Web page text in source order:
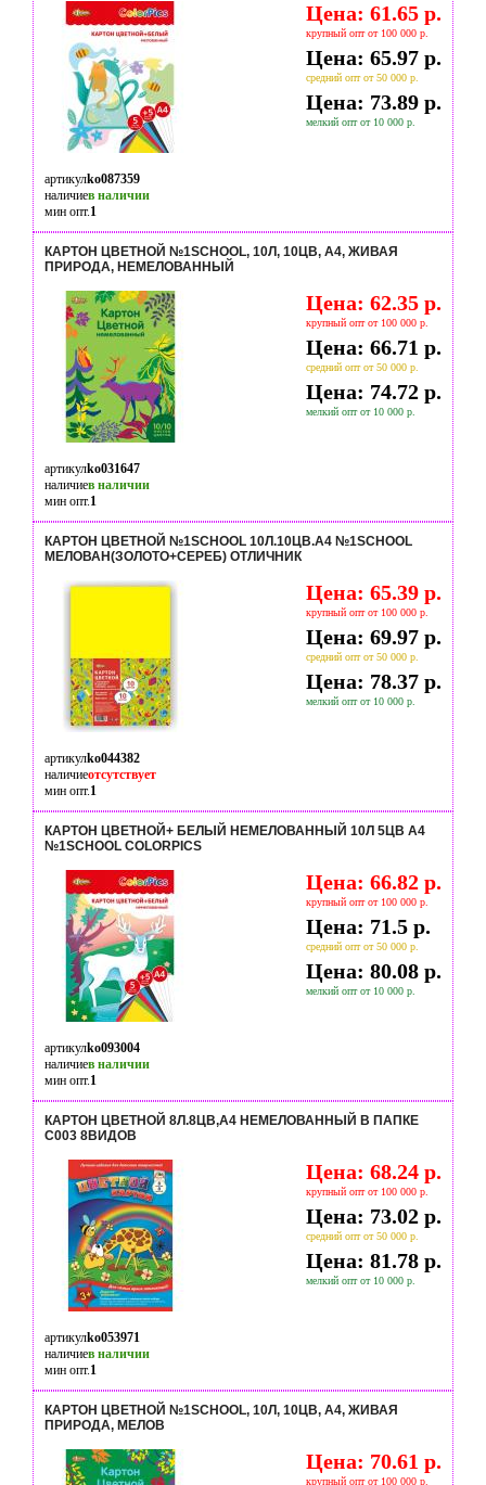
Цена: 61.65 р.
крупный опт от 100 000 р.
Цена: 65.97 р.
средний опт от 50 000 р.
Цена: 73.89 р.
мелкий опт от 10 000 р.
артикулko087359
наличиев наличии
мин опт.1
КАРТОН ЦВЕТНОЙ №1SCHOOL, 10Л, 10ЦВ, А4, ЖИВАЯ
ПРИРОДА, НЕМЕЛОВАННЫЙ
Цена: 62.35 р.
крупный опт от 100 000 р.
Цена: 66.71 р.
средний опт от 50 000 р.
Цена: 74.72 р.
мелкий опт от 10 000 р.
артикулko031647
наличиев наличии
мин опт.1
КАРТОН ЦВЕТНОЙ №1SCHOOL 10Л.10ЦВ.А4 №1SCHOOL
МЕЛОВАН(ЗОЛОТО+СЕРЕБ) ОТЛИЧНИК
Цена: 65.39 р.
крупный опт от 100 000 р.
Цена: 69.97 р.
средний опт от 50 000 р.
Цена: 78.37 р.
мелкий опт от 10 000 р.
артикулko044382
наличиеотсутствует
мин опт.1
КАРТОН ЦВЕТНОЙ+ БЕЛЫЙ НЕМЕЛОВАННЫЙ 10Л 5ЦВ А4
№1SCHOOL COLORPICS
Цена: 66.82 р.
крупный опт от 100 000 р.
Цена: 71.5 р.
средний опт от 50 000 р.
Цена: 80.08 р.
мелкий опт от 10 000 р.
артикулko093004
наличиев наличии
мин опт.1
КАРТОН ЦВЕТНОЙ 8Л.8ЦВ,А4 НЕМЕЛОВАННЫЙ В ПАПКЕ
С003 8ВИДОВ
Цена: 68.24 р.
крупный опт от 100 000 р.
Цена: 73.02 р.
средний опт от 50 000 р.
Цена: 81.78 р.
мелкий опт от 10 000 р.
артикулko053971
наличиев наличии
мин опт.1
КАРТОН ЦВЕТНОЙ №1SCHOOL, 10Л, 10ЦВ, А4, ЖИВАЯ
ПРИРОДА, МЕЛОВ
Цена: 70.61 р.
крупный опт от 100 000 р.